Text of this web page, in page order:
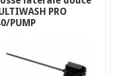
PRO
PUMP